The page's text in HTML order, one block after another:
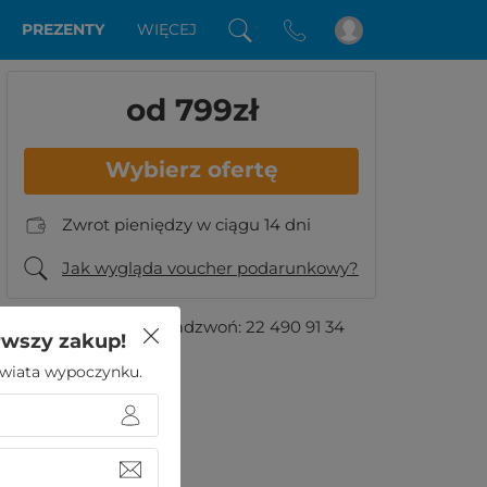
PREZENTY WIĘCEJ
od 799zł
Wybierz ofertę
Zwrot pieniędzy w ciągu 14 dni
Jak wygląda voucher podarunkowy?
Masz pytania?Zadzwoń: 22 490 91 34
zakup!
wypoczynku.